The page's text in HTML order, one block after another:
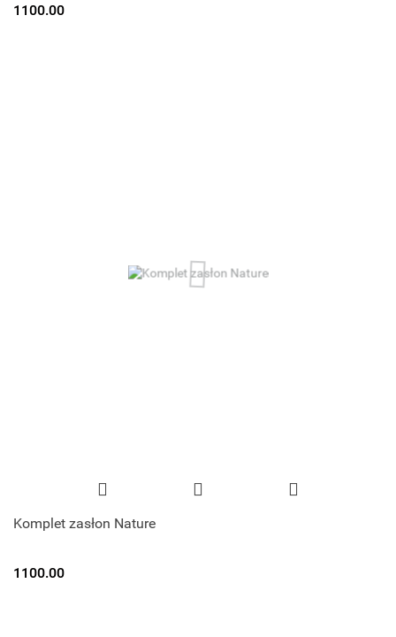
1100.00
Komplet zasłon Nature
1100.00